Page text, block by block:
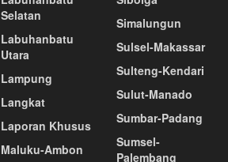
Selatan
Labuhanbatu
Utara
Lampung
Langkat
Laporan Khusus
Maluku-Ambon
Simalungun
Sulsel-Makassar
Sulteng-Kendari
Sulut-Manado
Sumbar-Padang
Sumsel-
Palembang